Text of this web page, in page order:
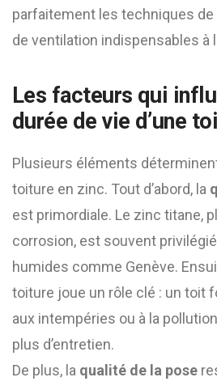
parfaitement les techniques de
de ventilation indispensables à
Les facteurs qui
durée de vie d’une
Plusieurs éléments
toiture en zinc. Tout d’abord, la
est primordiale. Le zinc titane,
corrosion, est souvent
humides comme Genève.
toiture joue un rôle clé : un toit
aux intempéries ou à la
plus d’entretien.
De plus, la qualité de la pose